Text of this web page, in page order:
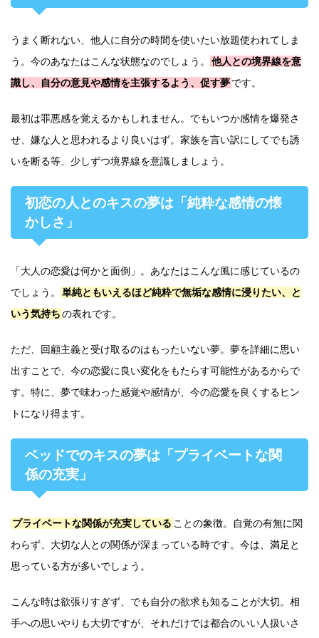
うまく断れない、他人に自分の時間を使いたい放題使われてしま
う。今のあなたはこんな状態なのでしょう。
他人との境界線を意
識し、自分の意見や感情を主張するよう、促す夢です。
最初は罪悪感を覚えるかもしれません。でもいつか感情を爆発さ
せ、嫌な人と思われるより良いはず。家族を言い訳にしてでも誘
いを断る等、少しずつ境界線を意識しましょう。
初恋の人とのキスの夢は「純粋な感情の懐
かしさ」
「大人の恋愛は何かと面倒」。あなたはこんな風に感じているの
でしょう。
単純ともいえるほど純粋で無垢な感情に浸りたい、と
いう気持ちの表れです。
ただ、回顧主義と受け取るのはもったいない夢。夢を詳細に思い
出すことで、今の恋愛に良い変化をもたらす可能性があるからで
す。特に、夢で味わった感覚や感情が、今の恋愛を良くするヒン
トになり得ます。
ベッドでのキスの夢は「プライベートな関
係の充実」
プライベートな関係が充実している ことの象徴。自覚の有無に関
わらず、大切な人との関係が深まっている時です。今は、満足と
思っている方が多いでしょう。
こんな時は欲張りすぎず、でも自分の欲求も知ることが大切。相
手への思いやりも大切ですが、それだけでは都合のいい人扱いさ